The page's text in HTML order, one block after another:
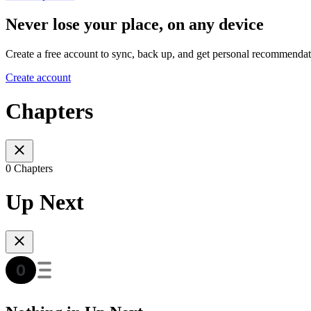
Never lose your place, on any device
Create a free account to sync, back up, and get personal
Create account
Chapters
0 Chapters
Up Next